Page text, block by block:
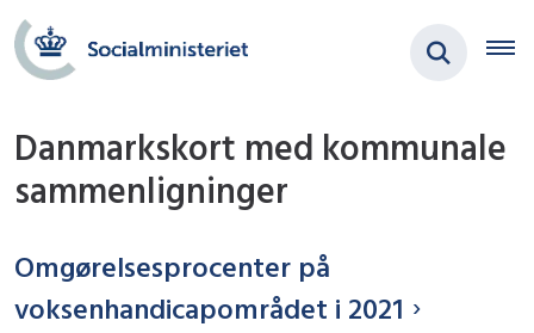
Danmarkskort med kommunale
sammenligninger
Omgørelsesprocenter på
voksenhandicapområdet i 2021